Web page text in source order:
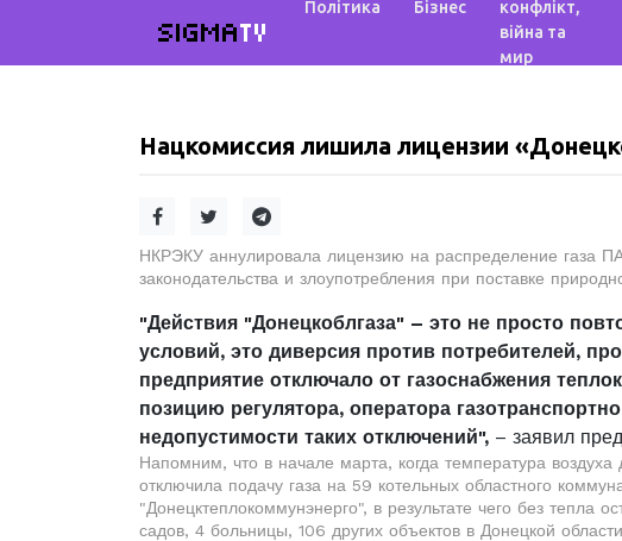
SIGMATV
Політика Бізнес
конфлікт,
війна та
мир
Нацкомиссия лишила лицензии
НКРЭКУ аннулировала лицензию на распределение газа
законодательства и злоупотребления при поставке
"Действия "Донецкоблгаза" – это не просто
условий, это диверсия против потребителей,
предприятие отключало от газоснабжения
позицию регулятора, оператора
недопустимости таких отключений", – заявил
Напомним, что в начале марта, когда температура
отключила подачу газа на 59 котельных областного
"Донецктеплокоммунэнерго", в результате чего без тепла
садов, 4 больницы, 106 других объектов в Донецкой